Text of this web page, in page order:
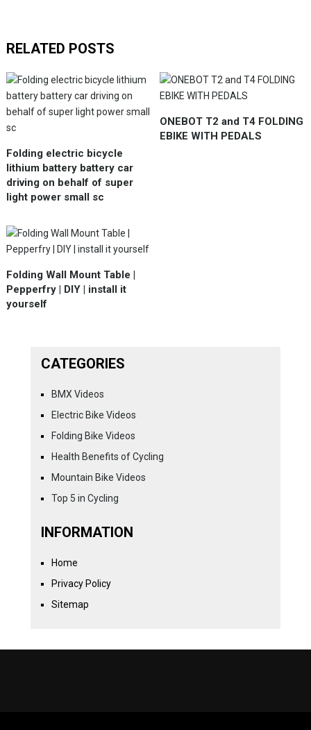
RELATED POSTS
Folding electric bicycle
lithium battery battery car
driving on behalf of super
light power small sc
ONEBOT T2 and T4 FOLDING
EBIKE WITH PEDALS
Folding Wall Mount Table |
Pepperfry | DIY | install it
yourself
CATEGORIES
BMX Videos
Electric Bike Videos
Folding Bike Videos
Health Benefits of Cycling
Mountain Bike Videos
Top 5 in Cycling
INFORMATION
Home
Privacy Policy
Sitemap